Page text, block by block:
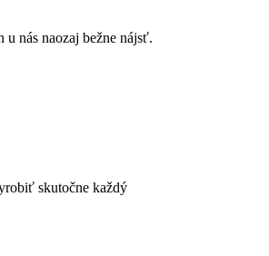
nás naozaj bežne nájsť.
skutočne každý